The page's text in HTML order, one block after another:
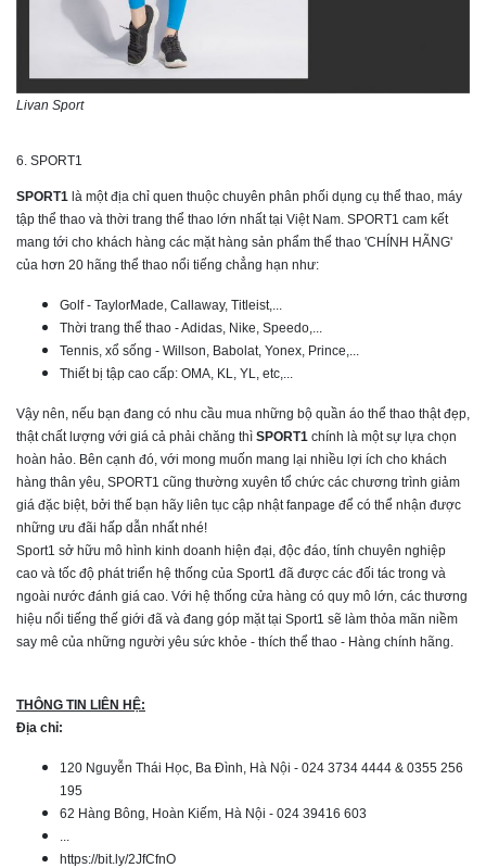
Livan Sport
6. SPORT1
SPORT1 là một địa chỉ quen thuộc chuyên phân phối dụng cụ thể thao, máy
tập thể thao và thời trang thể thao lớn nhất tại Việt Nam. SPORT1 cam kết
mang tới cho khách hàng các mặt hàng sản phẩm thể thao 'CHÍNH HÃNG'
của hơn 20 hãng thể thao nổi tiếng chẳng hạn như:
Golf - TaylorMade, Callaway, Titleist,...
Thời trang thể thao - Adidas, Nike, Speedo,...
Tennis, xổ sống - Willson, Babolat, Yonex, Prince,...
Thiết bị tập cao cấp: OMA, KL, YL, etc,...
Vậy nên, nếu bạn đang có nhu cầu mua những bộ quần áo thể thao thật đẹp,
thật chất lượng với giá cả phải chăng thì SPORT1 chính là một sự lựa chọn
hoàn hảo. Bên cạnh đó, với mong muốn mang lại nhiều lợi ích cho khách
hàng thân yêu, SPORT1 cũng thường xuyên tổ chức các chương trình giảm
giá đặc biệt, bởi thế bạn hãy liên tục cập nhật fanpage để có thể nhận được
những ưu đãi hấp dẫn nhất nhé!
Sport1 sở hữu mô hình kinh doanh hiện đại, độc đáo, tính chuyên nghiệp
cao và tốc độ phát triển hệ thống của Sport1 đã được các đối tác trong và
ngoài nước đánh giá cao. Với hệ thống cửa hàng có quy mô lớn, các thương
hiệu nổi tiếng thế giới đã và đang góp mặt tại Sport1 sẽ làm thỏa mãn niềm
say mê của những người yêu sức khỏe - thích thể thao - Hàng chính hãng.
THÔNG TIN LIÊN HỆ:
Địa chỉ:
120 Nguyễn Thái Học, Ba Đình, Hà Nội - 024 3734 4444 & 0355 256
195
62 Hàng Bông, Hoàn Kiếm, Hà Nội - 024 39416 603
https://bit.ly/2JfCfnO